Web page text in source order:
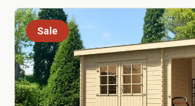
Sale